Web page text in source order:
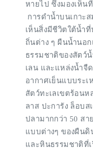
หายไป ซึ่งมองเห็น
การดำน้ำบนเกาะ
เห็นสิ่งมีชีวิตใต้น้ำ
ถิ่นต่าง ๆ ผืนน้ำนอ
ธรรมชาติของสัตว์
เลน และแหล่งน้ำจื
อากาศเย็นแบบระเ
สัตว์ทะเลเขตร้อนห
ลาส ปะการัง ล็อบส
ปลามากกว่า 50 สา
แบบต่างๆ ของผืน
และหินธรรมชาติที่